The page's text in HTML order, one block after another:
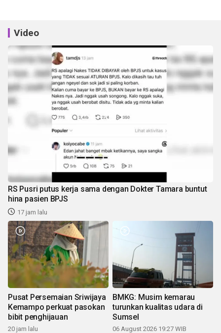
Video
RS Pusri putus kerja sama dengan Dokter Tamara buntut
hina pasien BPJS
17 jam lalu
Pusat Persemaian Sriwijaya
Kemampo perkuat pasokan
bibit penghijauan
20 jam lalu
BMKG: Musim kemarau
turunkan kualitas udara di
Sumsel
06 August 2026 19:27 WIB